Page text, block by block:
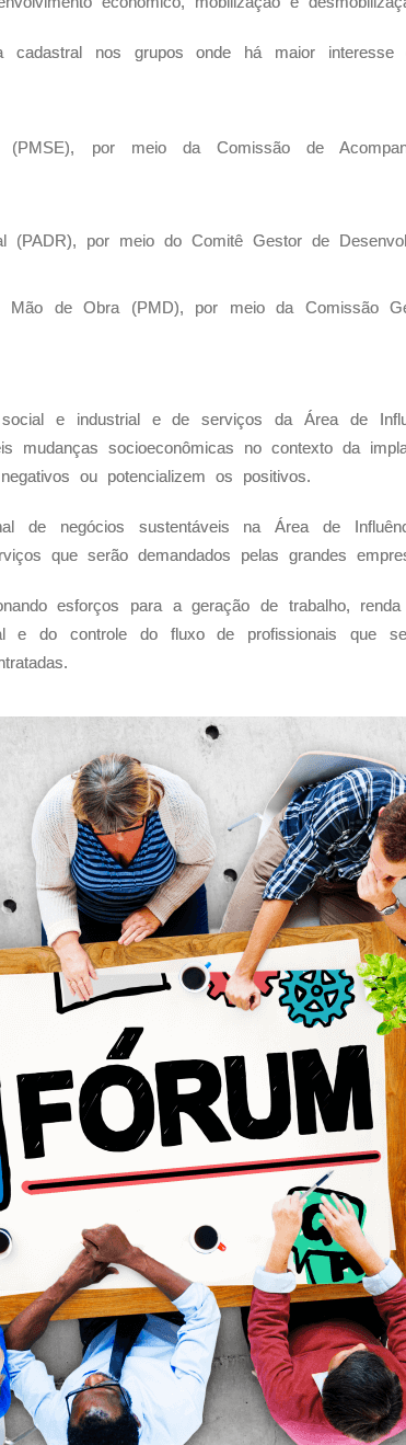
nos grupos onde há maior interesse
(PMSE), por meio da Comissão de
(PADR), por meio do Comitê Gestor de
de Obra (PMD), por meio da Comissão
e industrial e de serviços da Área de
mudanças socioeconômicas no contexto da
ou potencializem os positivos.
de negócios sustentáveis na Área de
que serão demandados pelas grandes
esforços para a geração de trabalho,
e do controle do fluxo de profissionais que